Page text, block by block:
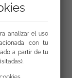
DEL
LA
analizar el uso
con tu
a partir de tu